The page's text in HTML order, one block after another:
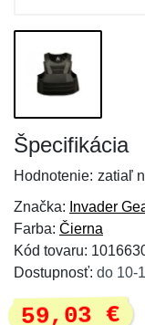
Špecifikácia
Hodnotenie: zatiaľ
Značka: Invader
Farba: Čierna
Kód tovaru:
Dostupnosť: do 10-
59,03 €